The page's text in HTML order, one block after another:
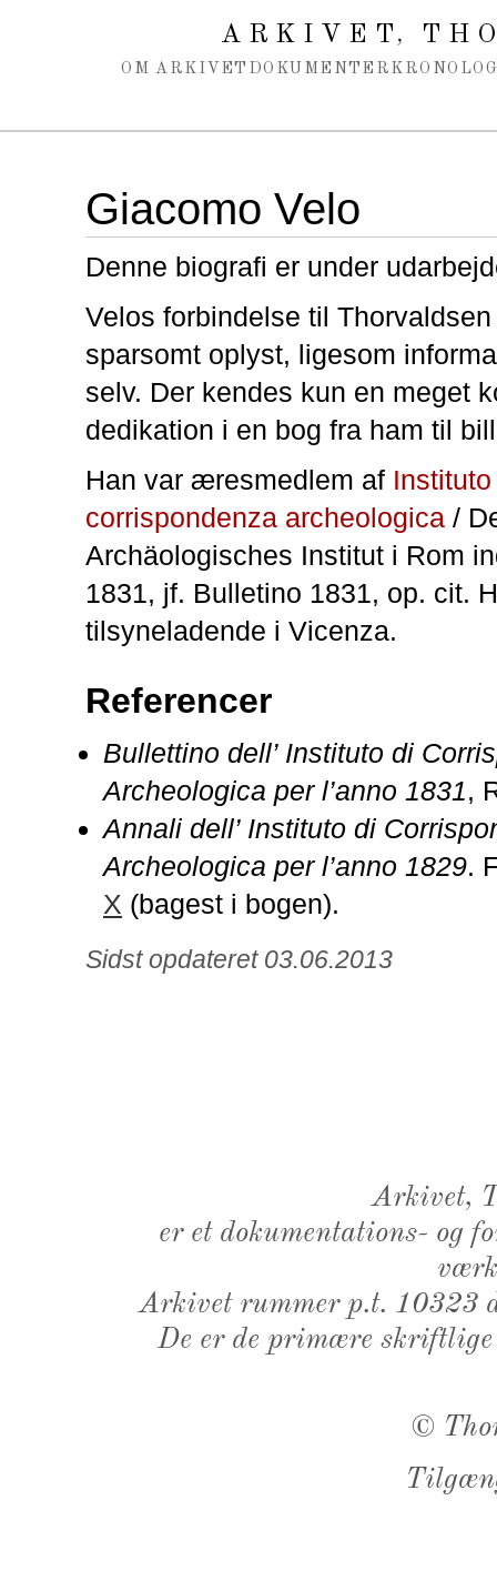
ARKIVET,
OM ARKIVET DOKUMENTER
Giacomo Velo
Denne biografi er under
Velos forbindelse til
sparsomt oplyst, ligesom
selv. Der kendes kun en meget
dedikation i en bog fra ham til
Han var æresmedlem af
corrispondenza archeologica /
Archäologisches Institut i Rom
1831, jf. Bulletino 1831, op. cit.
tilsyneladende i Vicenza.
Referencer
Bullettino dell’ Instituto di
Archeologica per l’anno 1831,
Annali dell’ Instituto di
Archeologica per l’anno 1829.
X (bagest i bogen).
Sidst opdateret 03.06.2013
Arkivet,
er et dokumentations- og
Arkivet rummer p.t. 10323
De er de primære
©